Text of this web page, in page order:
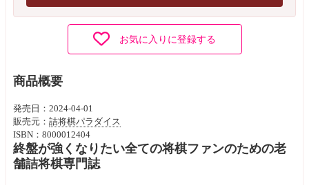
お気に入りに登録する
商品概要
発売日：2024-04-01
販売元： 詰将棋パラダイス
ISBN：8000012404
終盤が強くなりたい全ての将棋ファンのための老
舗詰将棋専門誌